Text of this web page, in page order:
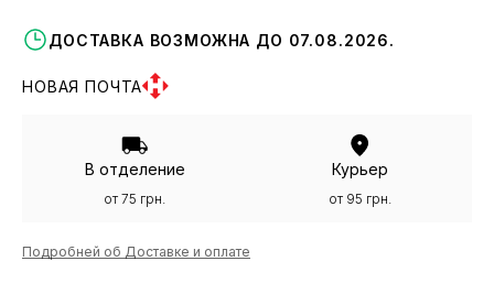
ДОСТАВКА ВОЗМОЖНА ДО 07.08.2026.
НОВАЯ ПОЧТА
В отделение
от 75 грн.
Курьер
от 95 грн.
Подробней об Доставке и оплате